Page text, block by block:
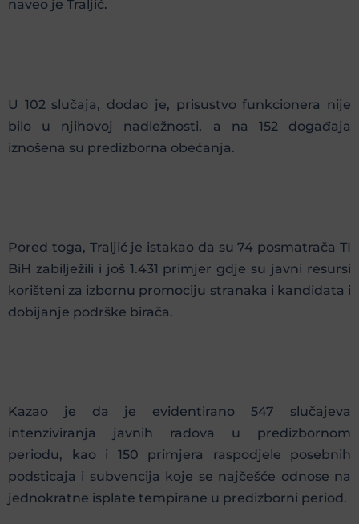
naveo je Traljić.
U 102 slučaja, dodao je, prisustvo funkcionera nije
bilo u njihovoj nadležnosti, a na 152 događaja
iznošena su predizborna obećanja.
Pored toga, Traljić je istakao da su 74 posmatrača TI
BiH zabilježili i još 1.431 primjer gdje su javni resursi
korišteni za izbornu promociju stranaka i kandidata i
dobijanje podrške birača.
Kazao je da je evidentirano 547 slučajeva
intenziviranja javnih radova u predizbornom
periodu, kao i 150 primjera raspodjele posebnih
podsticaja i subvencija koje se najčešće odnose na
jednokratne isplate tempirane u predizborni period.